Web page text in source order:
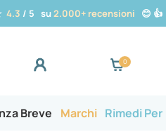
4.3 / 5 su2.000+ recensioni 😊 👍
Breve Marchi Rimedi Per